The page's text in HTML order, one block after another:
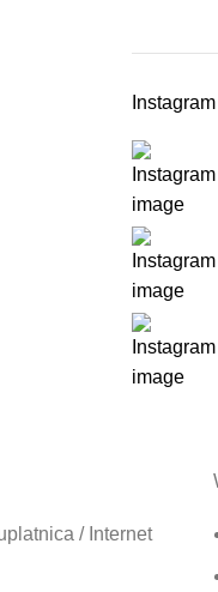
Instagram
/ Internet